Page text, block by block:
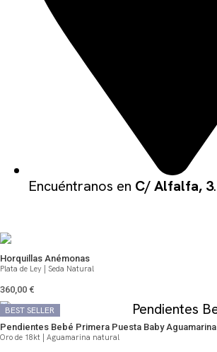
Encuéntranos en C/ Alfalfa, 3.
Horquillas Anémonas
Plata de Ley | Seda Natural
360,00 €
BEST SELLER
BEST SELLER
Pendientes Bebé Primera Puesta Baby Aguamarina
Oro de 18kt | Aguamarina natural